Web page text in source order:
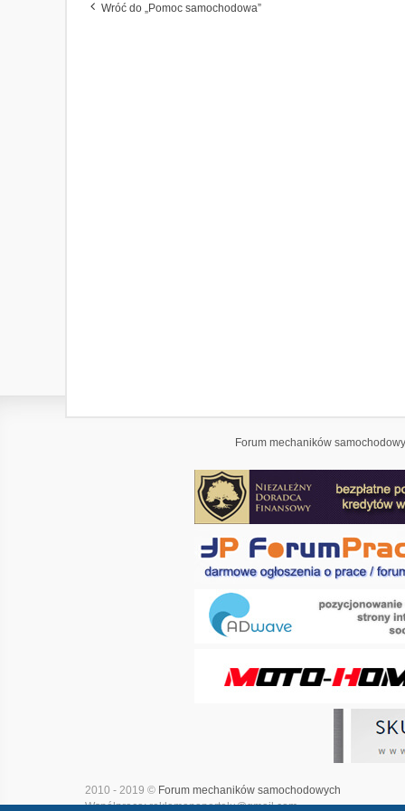
c
Wróć do „Pomoc samochodowa”
Forum mechaników
2010 - 2019 © Forum mechaników samochodowych
Współpraca: reklamanaportalu@gmail.com